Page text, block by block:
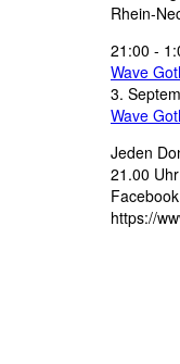
Rhein-
21:00 -
Wave
3.
Wave
Jeden
21.00
https://